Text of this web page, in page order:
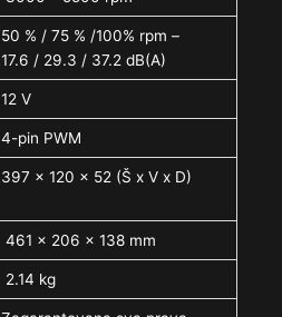
50 % / 75 % /100% rpm –
17.6 / 29.3 / 37.2 dB(A)
12 V
4-pin PWM
397 x 120 x 52 (Š x V x D)
461 x 206 x 138 mm
2.14 kg